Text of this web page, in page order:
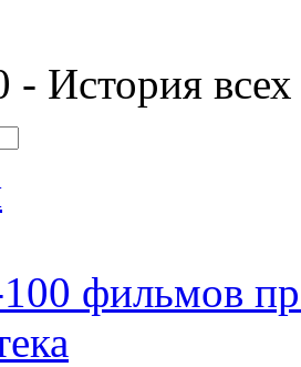
- История
фильмов